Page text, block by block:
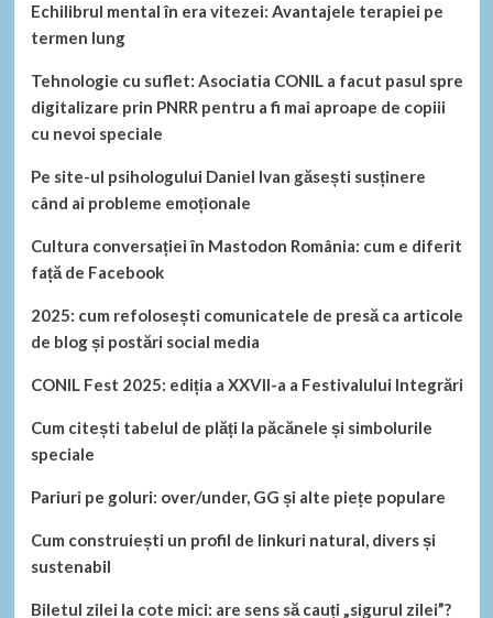
Echilibrul mental în era vitezei: Avantajele terapiei pe
termen lung
Tehnologie cu suflet: Asociatia CONIL a facut pasul spre
digitalizare prin PNRR pentru a fi mai aproape de copiii
cu nevoi speciale
Pe site-ul psihologului Daniel Ivan găsești susținere
când ai probleme emoționale
Cultura conversației în Mastodon România: cum e diferit
față de Facebook
2025: cum refolosești comunicatele de presă ca articole
de blog și postări social media
CONIL Fest 2025: ediția a XXVII-a a Festivalului Integrări
Cum citești tabelul de plăți la păcănele și simbolurile
speciale
Pariuri pe goluri: over/under, GG și alte piețe populare
Cum construiești un profil de linkuri natural, divers și
sustenabil
Biletul zilei la cote mici: are sens să cauți „sigurul zilei”?